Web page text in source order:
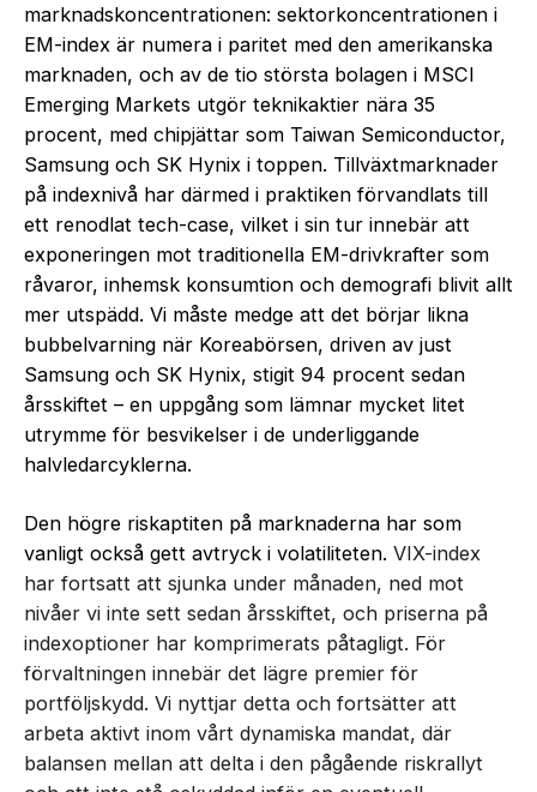
marknadskoncentrationen: sektorkoncentrationen i
EM-index är numera i paritet med den amerikanska
marknaden, och av de tio största bolagen i MSCI
Emerging Markets utgör teknikaktier nära 35
procent, med chipjättar som Taiwan Semiconductor,
Samsung och SK Hynix i toppen. Tillväxtmarknader
på indexnivå har därmed i praktiken förvandlats till
ett renodlat tech-case, vilket i sin tur innebär att
exponeringen mot traditionella EM-drivkrafter som
råvaror, inhemsk konsumtion och demografi blivit allt
mer utspädd. Vi måste medge att det börjar likna
bubbelvarning när Koreabörsen, driven av just
Samsung och SK Hynix, stigit 94 procent sedan
årsskiftet – en uppgång som lämnar mycket litet
utrymme för besvikelser i de underliggande
halvledarcyklerna.
Den högre riskaptiten på marknaderna har som
vanligt också gett avtryck i volatiliteten. VIX-index
har fortsatt att sjunka under månaden, ned mot
nivåer vi inte sett sedan årsskiftet, och priserna på
indexoptioner har komprimerats påtagligt. För
förvaltningen innebär det lägre premier för
portföljskydd. Vi nyttjar detta och fortsätter att
arbeta aktivt inom vårt dynamiska mandat, där
balansen mellan att delta i den pågående riskrallyt